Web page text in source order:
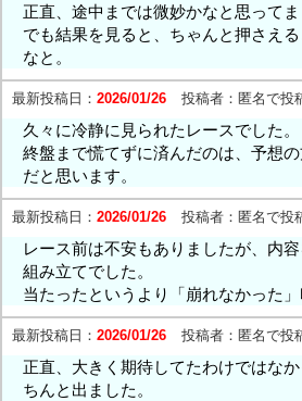
正直、途中までは微妙かなと思ってま
でも結果を見ると、ちゃんと押さえ
なと。
最新投稿日： 2026/01/26 投稿者： 匿名で投
久々に冷静に見られたレースでした。
終盤まで慌てずに済んだのは、予想
だと思います。
最新投稿日： 2026/01/26 投稿者： 匿名で投
レース前は不安もありましたが、内
組み立てでした。
当たったというより「崩れなかった」
最新投稿日： 2026/01/26 投稿者： 匿名で投
正直、大きく期待してたわけではな
ちんと出ました。